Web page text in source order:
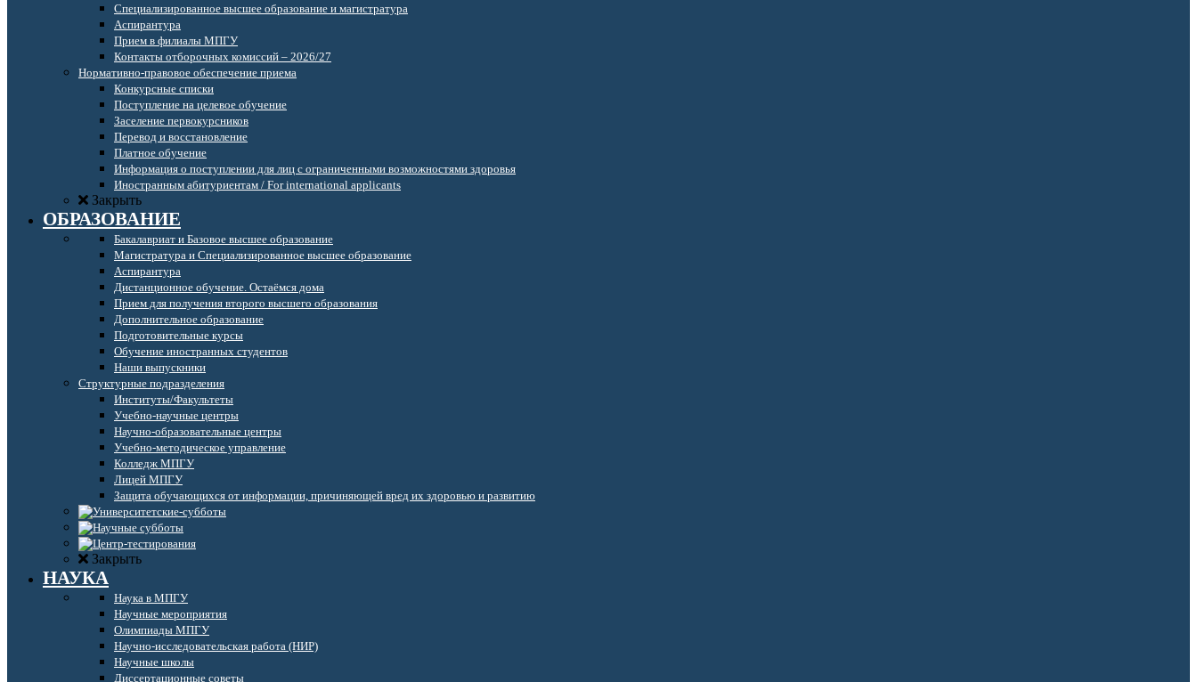
Специализированное высшее образование и магистратура
Аспирантура
Прием в филиалы МПГУ
Контакты отборочных комиссий – 2026/27
Нормативно-правовое обеспечение приема
Конкурсные списки
Поступление на целевое обучение
Заселение первокурсников
Перевод и восстановление
Платное обучение
Информация о поступлении для лиц с ограниченными возможностями здоровья
Иностранным абитуриентам / For international applicants
Закрыть
ОБРАЗОВАНИЕ
Бакалавриат и Базовое высшее образование
Магистратура и Специализированное высшее образование
Аспирантура
Дистанционное обучение. Остаёмся дома
Прием для получения второго высшего образования
Дополнительное образование
Подготовительные курсы
Обучение иностранных студентов
Наши выпускники
Структурные подразделения
Институты/Факультеты
Учебно-научные центры
Научно-образовательные центры
Учебно-методическое управление
Колледж МПГУ
Лицей МПГУ
Защита обучающихся от информации, причиняющей вред их здоровью и развитию
Закрыть
НАУКА
Наука в МПГУ
Научные мероприятия
Олимпиады МПГУ
Научно-исследовательская работа (НИР)
Научные школы
Диссертационные советы